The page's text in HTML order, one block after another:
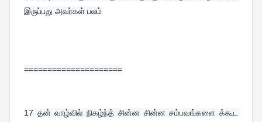
இருப்பது அவர்கள் பலம்
=====================
17 தன் வாழ்வில் நிகழ்ந்த் சின்ன சின்ன சம்பவங்களை க்கூட